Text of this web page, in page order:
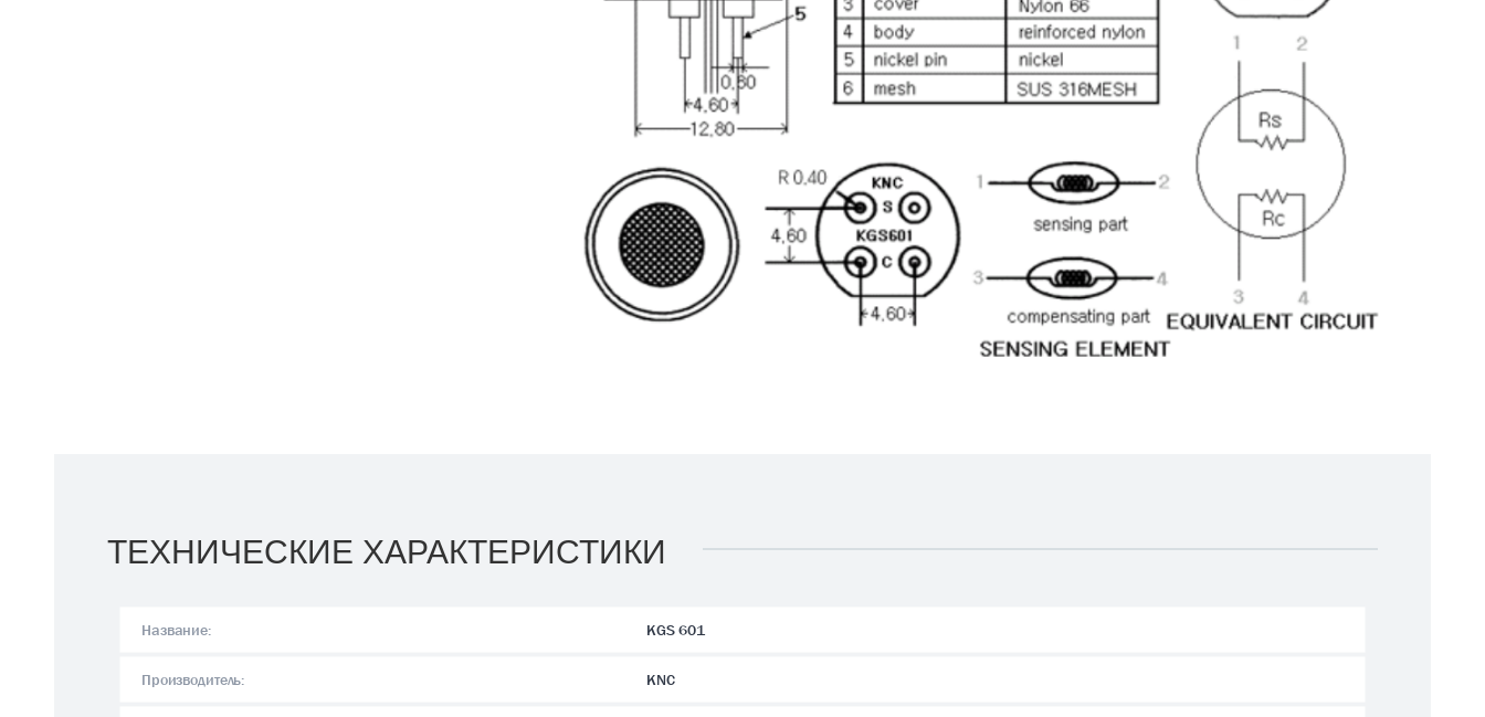
ТЕХНИЧЕСКИЕ ХАРАКТЕРИСТИКИ
Название: KGS 601
Производитель: KNC